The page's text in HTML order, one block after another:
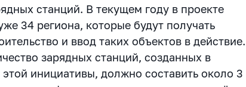
станций. В текущем году в проекте
34 региона, которые будут получать
и ввод таких объектов в действие.
зарядных станций, созданных в
инициативы, должно составить около 3